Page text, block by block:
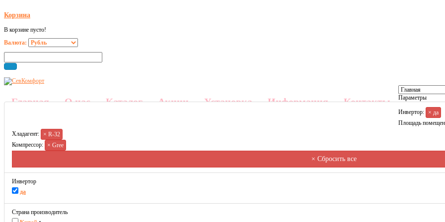
Корзина
В корзине пусто!
Валюта:
Главная О нас Каталог Акции Установка Информация Контакты Параметры
Инвертор:
× да
Площадь
Хладагент:
× R-32
Компрессор:
× Gree
× Сбросить все
Инвертор
да
Страна производитель